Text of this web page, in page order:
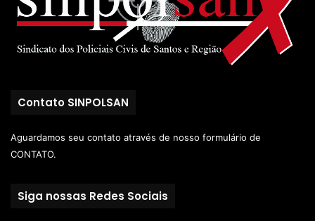
Contato SINPOLSAN
Aguardamos seu contato através de nosso formulário de
CONTATO.
Siga nossas Redes Sociais